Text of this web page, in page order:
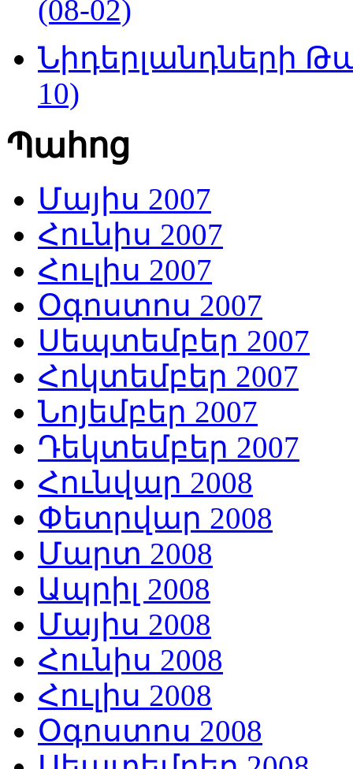
(08-02)
Նիդերլանդների
10)
Պահոց
Մայիս 2007
Հունիս 2007
Հուլիս 2007
Օգոստոս 2007
Սեպտեմբեր 2007
Հոկտեմբեր 2007
Նոյեմբեր 2007
Դեկտեմբեր 2007
Հունվար 2008
Փետրվար 2008
Մարտ 2008
Ապրիլ 2008
Մայիս 2008
Հունիս 2008
Հուլիս 2008
Օգոստոս 2008